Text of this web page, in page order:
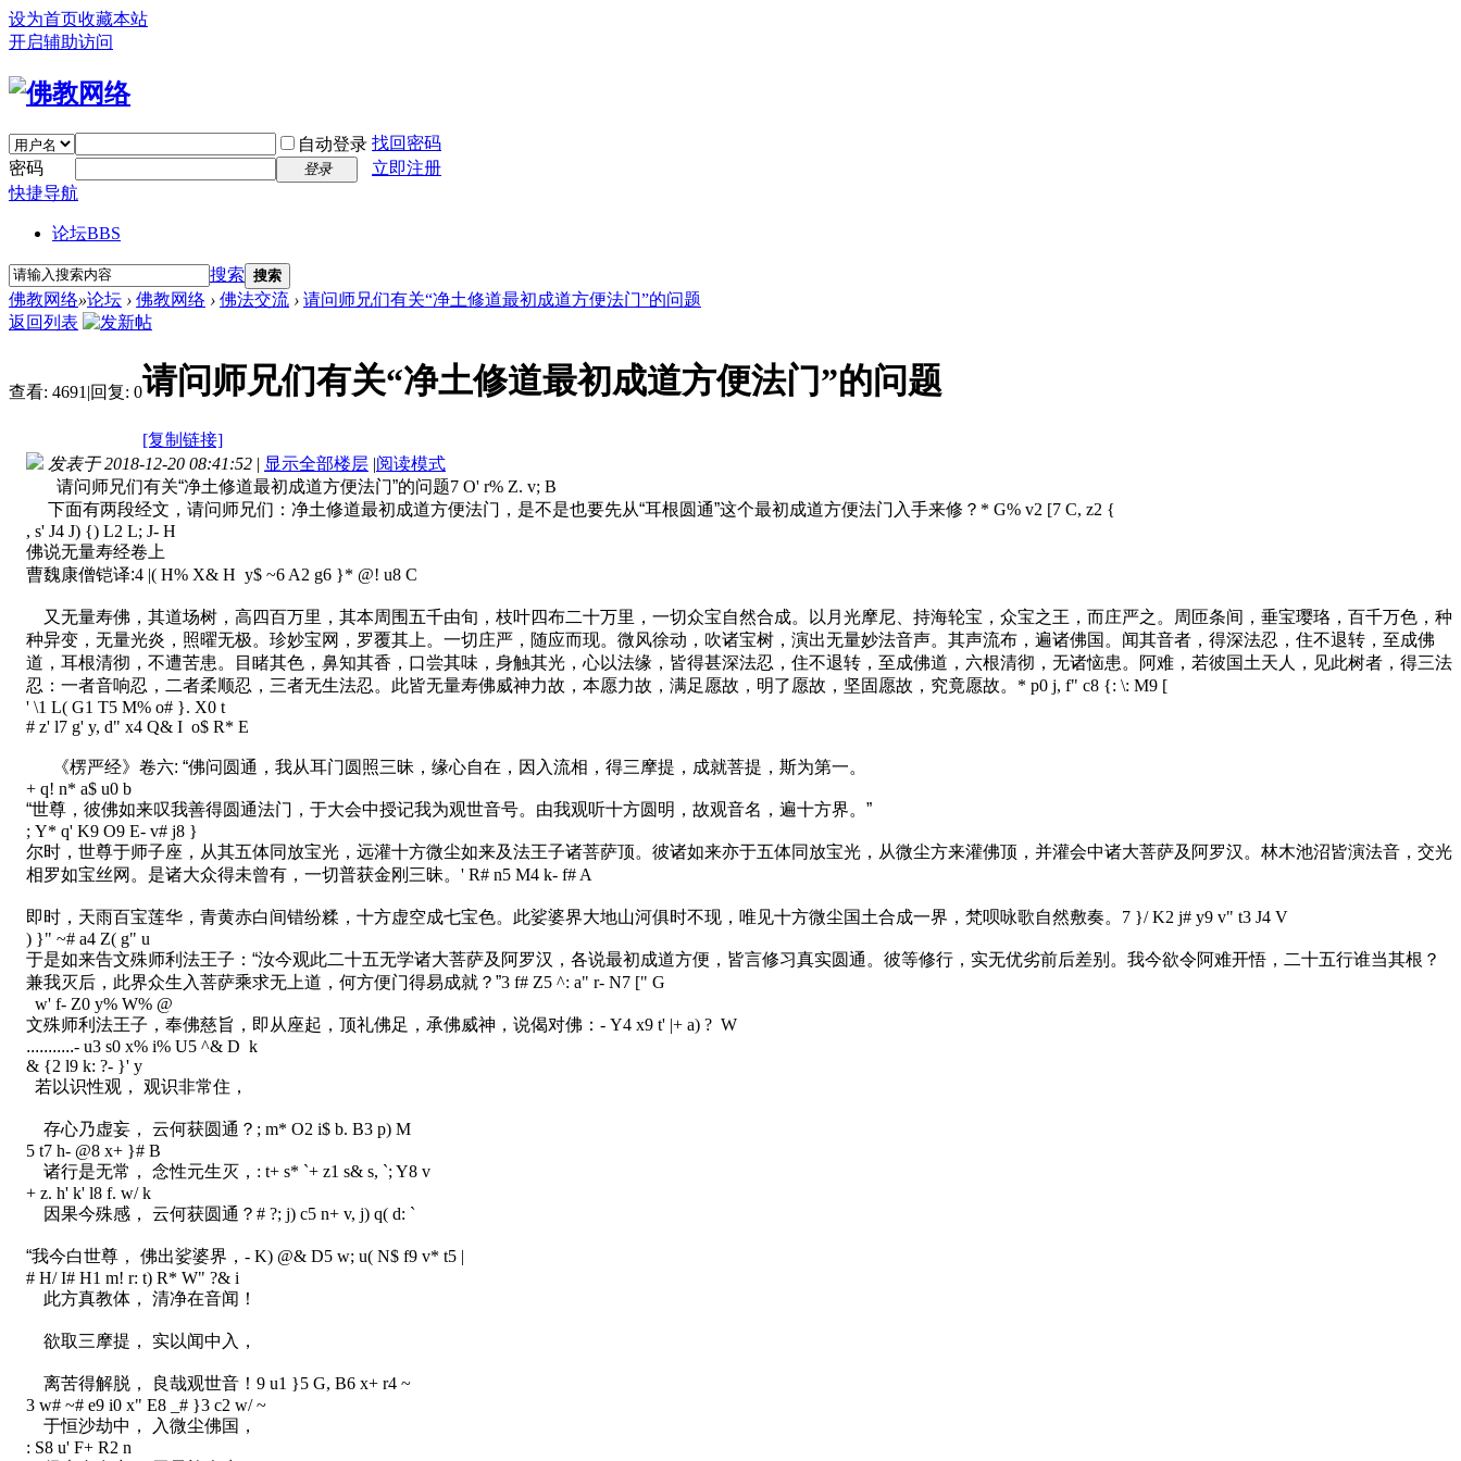
设为首页收藏本站
开启辅助访问
自动登录 找回密码
密码
登录
立即注册
快捷导航
论坛BBS
搜索 搜索
佛教网络»论坛 › 佛教网络 › 佛法交流 › 请问师兄们有关“净土修道最初成道方便法门”的问题
返回列表
查看: 4691 |回复: 0请问师兄们有关“净土修道最初成道方便法门”的问题
[复制链接]
发表于 2018-12-20 08:41:52 | 显示全部楼层 |阅读模式
请问师兄们有关“净土修道最初成道方便法门”的问题7 O' r% Z. v; B
下面有两段经文，请问师兄们：净土修道最初成道方便法门，是不是也要先从“耳根圆通”这个最初成道方便法门入手来修？ * G% v2 [7 C, z2 {
, s' J4 J) {) L2 L; J- H
佛说无量寿经卷上
曹魏康僧铠译:4 |( H% X& H y$ ~6 A2 g6 }* @! u8 C
又无量寿佛，其道场树，高四百万里，其本周围五千由旬，枝叶四布二十万里，一切众宝自然合成。以月光摩尼、持海轮宝，众宝之王，而庄严之。周匝条间，垂宝璎珞，百千万色，种
种异变，无量光炎，照曜无极。珍妙宝网，罗覆其上。一切庄严，随应而现。微风徐动，吹诸宝树，演出无量妙法音声。其声流布，遍诸佛国。闻其音者，得深法忍，住不退转，至成佛
道，耳根清彻，不遭苦患。目睹其色，鼻知其香，口尝其味，身触其光，心以法缘，皆得甚深法忍，住不退转，至成佛道，六根清彻，无诸恼患。阿难，若彼国土天人，见此树者，得三法
忍：一者音响忍，二者柔顺忍，三者无生法忍。此皆无量寿佛威神力故，本愿力故，满足愿故，明了愿故，坚固愿故，究竟愿故。 * p0 j, f" c8 {: \: M9 [
' \1 L( G1 T5 M% o# }. X0 t
# z' l7 g' y, d" x4 Q& I o$ R* E
《楞严经》卷六: “佛问圆通，我从耳门圆照三昧，缘心自在，因入流相，得三摩提，成就菩提，斯为第一。
+ q! n* a$ u0 b
“世尊，彼佛如来叹我善得圆通法门，于大会中授记我为观世音号。由我观听十方圆明，故观音名，遍十方界。”
; Y* q' K9 O9 E- v# j8 }
尔时，世尊于师子座，从其五体同放宝光，远灌十方微尘如来及法王子诸菩萨顶。彼诸如来亦于五体同放宝光，从微尘方来灌佛顶，并灌会中诸大菩萨及阿罗汉。林木池沼皆演法音，交光
相罗如宝丝网。是诸大众得未曾有，一切普获金刚三昧。 ' R# n5 M4 k- f# A
即时，天雨百宝莲华，青黄赤白间错纷糅，十方虚空成七宝色。此娑婆界大地山河俱时不现，唯见十方微尘国土合成一界，梵呗咏歌自然敷奏。 7 }/ K2 j# y9 v" t3 J4 V
) }" ~# a4 Z( g" u
于是如来告文殊师利法王子：“汝今观此二十五无学诸大菩萨及阿罗汉，各说最初成道方便，皆言修习真实圆通。彼等修行，实无优劣前后差别。我今欲令阿难开悟，二十五行谁当其根？
兼我灭后，此界众生入菩萨乘求无上道，何方便门得易成就？”3 f# Z5 ^: a" r- N7 [" G
w' f- Z0 y% W% @
文殊师利法王子，奉佛慈旨，即从座起，顶礼佛足，承佛威神，说偈对佛： - Y4 x9 t' |+ a) ? W
...........- u3 s0 x% i% U5 ^& D k
& {2 l9 k: ?- }' y
若以识性观， 观识非常住，
存心乃虚妄， 云何获圆通？ ; m* O2 i$ b. B3 p) M
5 t7 h- @8 x+ }# B
诸行是无常， 念性元生灭， : t+ s* `+ z1 s& s, `; Y8 v
+ z. h' k' l8 f. w/ k
因果今殊感， 云何获圆通？ # ?; j) c5 n+ v, j) q( d: `
“我今白世尊， 佛出娑婆界， - K) @& D5 w; u( N$ f9 v* t5 |
# H/ I# H1 m! r: t) R* W" ?& i
此方真教体， 清净在音闻！
欲取三摩提， 实以闻中入，
离苦得解脱， 良哉观世音！ 9 u1 }5 G, B6 x+ r4 ~
3 w# ~# e9 i0 x" E8 _# }3 c2 w/ ~
于恒沙劫中， 入微尘佛国，
: S8 u' F+ R2 n